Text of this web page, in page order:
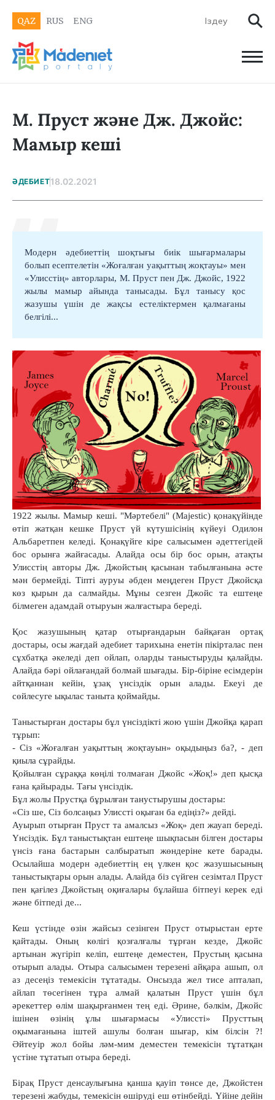
QAZ RUS ENG
М. Пруст және Дж. Джойс:
Мамыр кеші
ӘДЕБИЕТ18.02.2021
Модерн әдебиеттің шоқтығы биік шығармалары
болып есептелетін «Жоғалған уақыттың жоқтауы» мен
«Улисстің» авторлары, М. Пруст пен Дж. Джойс, 1922
жылы мамыр айында танысады. Бұл танысу қос
жазушы үшін де жақсы естеліктермен қалмағаны
белгілі...
1922 жылы. Мамыр кеші. "Мәртебелі" (Majestic)қонақүйінде
өтіп жатқан кешке Пруст үй күтушісінің күйеуі Одилон
Альбаретпен келеді. Қонақүйге кіре салысымен әдеттегідей
бос орынға жайғасады. Алайда осы бір бос орын, атақты
Улисстің авторы Дж. Джойстың қасынан табылғанына әсте
мән бермейді. Тіпті ауруы әбден меңдеген Пруст Джойсқа
көз қырын да салмайды. Мұны сезген Джойс та ештеңе
білмеген адамдай отыруын жалғастыра береді.
Қос жазушының қатар отырғандарын байқаған ортақ
достары, осы жағдай әдебиет тарихына енетін пікірталас пен
сұхбатқа әкеледі деп ойлап, оларды таныстыруды қалайды.
Алайда бәрі ойлағандай болмай шығады. Бір-біріне есімдерін
айтқаннан кейін, ұзақ үнсіздік орын алады. Екеуі де
сөйлесуге ықылас таныта қоймайды.
Таныстырған достары бұл үнсіздікті жою үшін Джойқа қарап
тұрып:
- Сіз «Жоғалған уақыттың жоқтауын» оқыдыңыз ба?, - деп
қиыла сұрайды.
Қойылған сұраққа көңілі толмаған Джойс «Жоқ!» деп қысқа
ғана қайырады. Тағы үнсіздік.
Бұл жолы Прустқа бұрылған танустырушы достары:
«Сіз ше, Сіз болсаңыз Улиссті оқыған ба едіңіз?» дейді.
Ауырып отырған Пруст та амалсыз «Жоқ» деп жауап береді.
Үнсіздік. Бұл таныстықтан ештеңе шықпасын білген достары
үнсіз ғана бастарын салбыратып жөндеріне кете барады.
Осылайша модерн әдебиеттің ең үлкен қос жазушысының
таныстықтары орын алады. Алайда біз сүйген сезімтал Пруст
пен қағілез Джойстың оқиғалары бұлайша бітпеуі керек еді
және бітпеді де...
Кеш үстінде өзін жайсыз сезінген Пруст отырыстан ерте
қайтады. Оның көлігі қозғалғалы тұрған кезде, Джойс
артынан жүгіріп келіп, ештеңе деместен, Прустың қасына
отырып алады. Отыра салысымен терезені айқара ашып, ол
аз десеңіз темекісін тұтатады. Онсызда жел тисе апталап,
айлап төсегінен тұра алмай қалатын Пруст үшін бұл
әрекеттер өлім шақырғанмен тең еді. Әрине, бәлкім, Джойс
ішінен өзінің ұлы шығармасы «Улиссті» Прусттың
оқымағанына іштей ашулы болған шығар, кім білсін ?!
Әйтеуір жол бойы ләм-мим деместен темекісін тұтатқан
үстіне тұтатып отыра береді.
Бірақ Пруст денсаулығына қанша қауіп төнсе де, Джойстен
терезені жабуды, темекісін өшіруді еш өтінбейді. Үйіне дейін